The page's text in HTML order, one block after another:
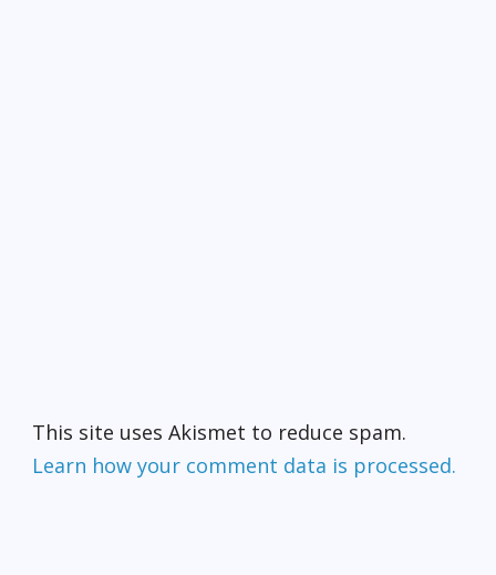
This site uses Akismet to reduce spam.
Learn how your comment data is processed.